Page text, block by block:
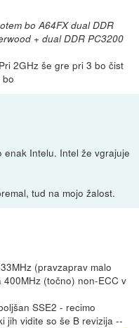
bo A64FX dual DDR
+ dual DDR PC3200
2GHz še gre pri 3 bo čist
Intelu. Intel že vgrajuje
tud na mojo žalost.
(pravzaprav malo
(točno) non-ECC v
SSE2 - recimo
jih vidite so še B revizija --